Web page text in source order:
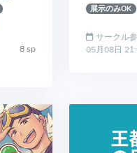
8 sp
展示のみOK
サークル
05月08日